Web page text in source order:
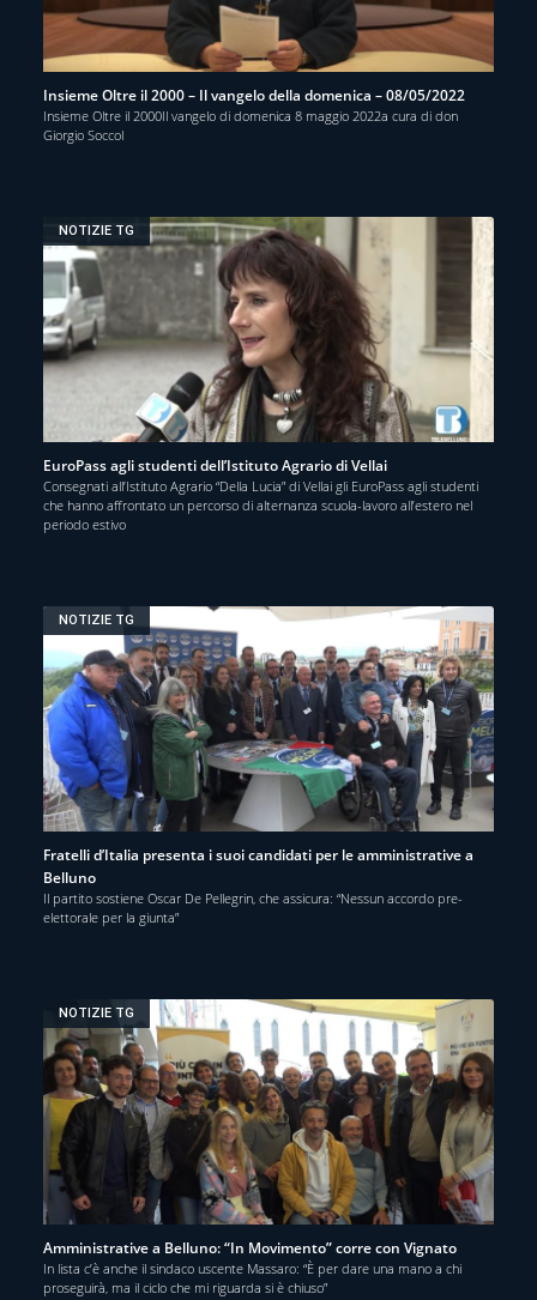
Insieme Oltre il 2000 – Il vangelo della domenica – 08/05/2022
Insieme Oltre il 2000Il vangelo di domenica 8 maggio 2022a cura di don
Giorgio Soccol
NOTIZIE TG
EuroPass agli studenti dell’Istituto Agrario di Vellai
Consegnati all’Istituto Agrario “Della Lucia” di Vellai gli EuroPass agli studenti
che hanno affrontato un percorso di alternanza scuola-lavoro all’estero nel
periodo estivo
NOTIZIE TG
Fratelli d’Italia presenta i suoi candidati per le amministrative a
Belluno
Il partito sostiene Oscar De Pellegrin, che assicura: “Nessun accordo pre-
elettorale per la giunta”
NOTIZIE TG
Amministrative a Belluno: “In Movimento” corre con Vignato
In lista c’è anche il sindaco uscente Massaro: “È per dare una mano a chi
proseguirà, ma il ciclo che mi riguarda si è chiuso”